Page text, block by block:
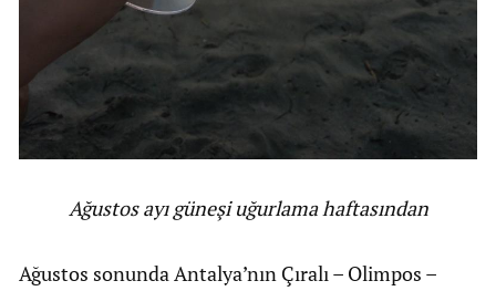
Ağustos ayı güneşi uğurlama haftasından
Ağustos sonunda Antalya’nın Çıralı – Olimpos –